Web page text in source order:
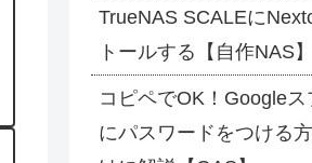
TrueNAS SCALEに
トールする【自作NAS】
コピペでOK！Googleス
にパスワードをつける